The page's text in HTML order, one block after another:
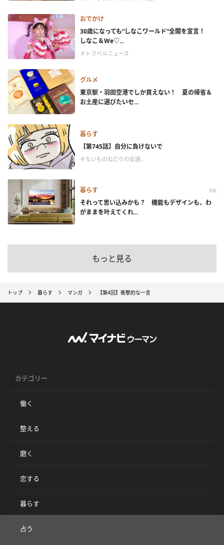
おでかけ
30歳になっても“しなこワールド”全開を宣言！
しなこ＆We♡...
＃トラベルニュース
グルメ
東京駅・羽田空港でしか買えない！ 夏の帰省＆
お土産に選びたいセ...
暮らす
【第745話】自分に負けないで
＃ないものねだりの女達。
暮らす PR
それって思い込みかも？ 機能もデザインも、わ
がままを叶えてくれ...
もっと見る
トップ 暮らす マンガ 【第4回】衝撃的な一言
カテゴリー
働く
整える
磨く
恋する
暮らす
占う